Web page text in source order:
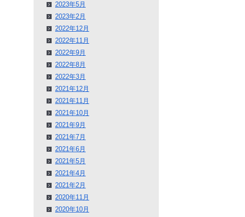
2023年5月
2023年2月
2022年12月
2022年11月
2022年9月
2022年8月
2022年3月
2021年12月
2021年11月
2021年10月
2021年9月
2021年7月
2021年6月
2021年5月
2021年4月
2021年2月
2020年11月
2020年10月